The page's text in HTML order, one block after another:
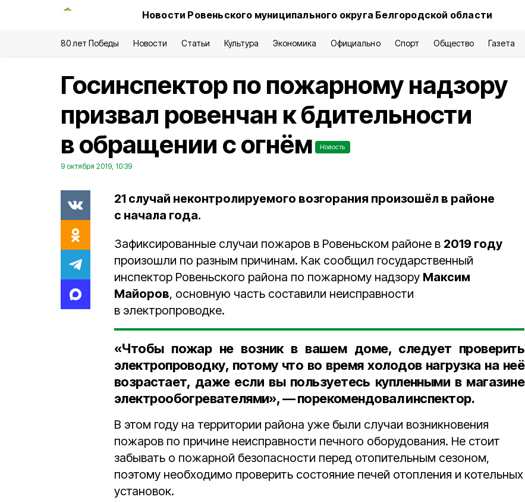
Новости Ровеньского муниципального округа Белгородской области
80 лет Победы Новости Статьи Культура Экономика Официально Спорт Общество Газета
Госинспектор по пожарному надзору
призвал ровенчан к бдительности
в обращении с огнём
Новость
9 октября 2019, 10:39
21 случай неконтролируемого возгорания произошёл в районе
с начала года.
Зафиксированные случаи пожаров в Ровеньском районе в 2019 году
произошли по разным причинам. Как сообщил государственный
инспектор Ровеньского района по пожарному надзору Максим
Майоров, основную часть составили неисправности
в электропроводке.
«Чтобы пожар не возник в вашем доме, следует проверить
электропроводку, потому что во время холодов нагрузка на неё
возрастает, даже если вы пользуетесь купленными в магазине
электрообогревателями», — порекомендовал инспектор.
В этом году на территории района уже были случаи возникновения
пожаров по причине неисправности печного оборудования. Не стоит
забывать о пожарной безопасности перед отопительным сезоном,
поэтому необходимо проверить состояние печей отопления и котельных
установок.